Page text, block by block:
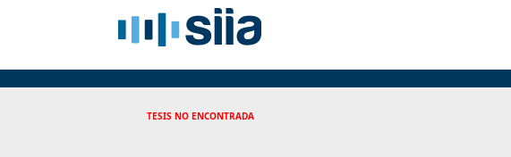
TESIS NO ENCONTRADA